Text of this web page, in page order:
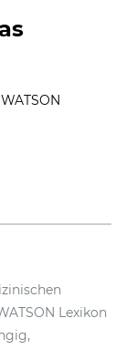
Lexikon